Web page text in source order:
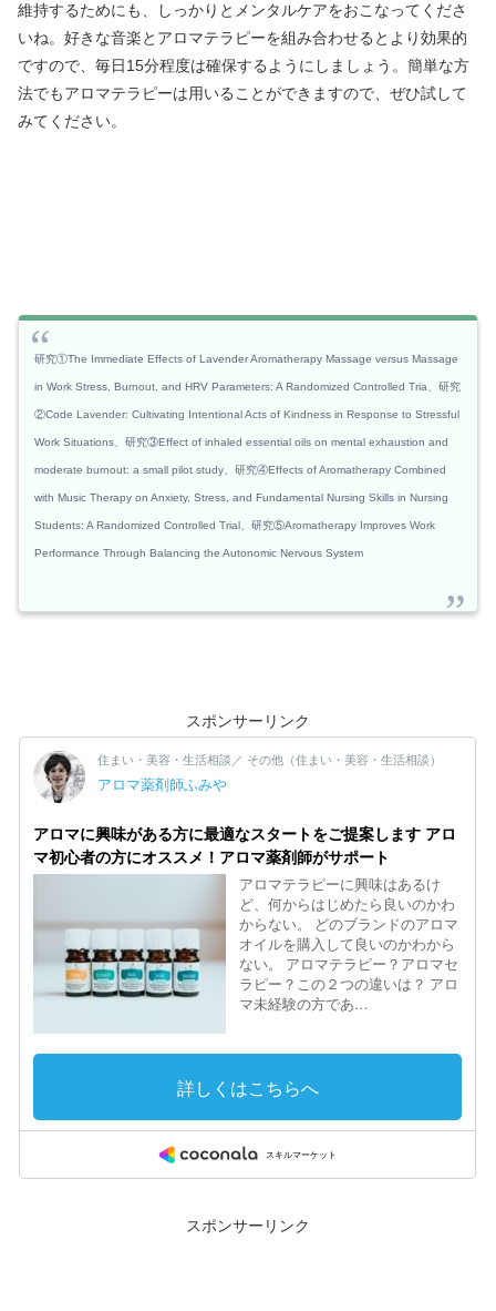
維持するためにも、しっかりとメンタルケアをおこなってくださ
いね。好きな音楽とアロマテラピーを組み合わせるとより効果的
ですので、毎日15分程度は確保するようにしましょう。簡単な方
法でもアロマテラピーは用いることができますので、ぜひ試して
みてください。
研究①The Immediate Effects of Lavender Aromatherapy Massage versus Massage
in Work Stress, Burnout, and HRV Parameters: A Randomized Controlled Tria、研究
②Code Lavender: Cultivating Intentional Acts of Kindness in Response to Stressful
Work Situations、研究③Effect of inhaled essential oils on mental exhaustion and
moderate burnout: a small pilot study、研究④Effects of Aromatherapy Combined
with Music Therapy on Anxiety, Stress, and Fundamental Nursing Skills in Nursing
Students: A Randomized Controlled Trial、研究⑤Aromatherapy Improves Work
Performance Through Balancing the Autonomic Nervous System
スポンサーリンク
スポンサーリンク